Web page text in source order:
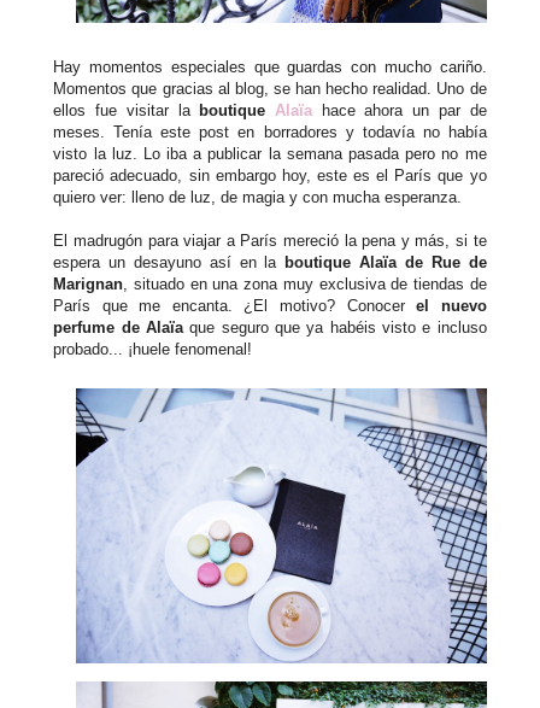
Hay momentos especiales que guardas con mucho cariño.
Momentos que gracias al blog, se han hecho realidad. Uno de
ellos fue visitar la boutique Alaïa hace ahora un par de
meses. Tenía este post en borradores y todavía no había
visto la luz. Lo iba a publicar la semana pasada pero no me
pareció adecuado, sin embargo hoy, este es el París que yo
quiero ver: lleno de luz, de magia y con mucha esperanza.
El madrugón para viajar a París mereció la pena y más, si te
espera un desayuno así en la boutique Alaïa de Rue de
Marignan, situado en una zona muy exclusiva de tiendas de
París que me encanta. ¿El motivo? Conocerel nuevo
perfume de Alaïaque seguro que ya habéis visto e incluso
probado... ¡huele fenomenal!